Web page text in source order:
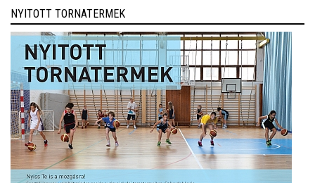
NYITOTT TORNATERMEK